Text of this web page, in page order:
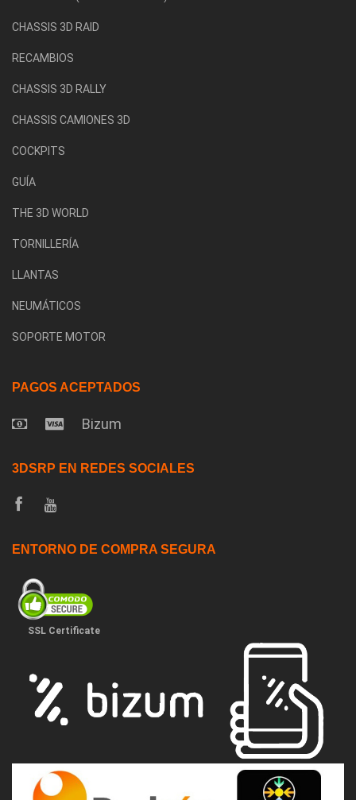
CHASSIS 3D RAID
RECAMBIOS
CHASSIS 3D RALLY
CHASSIS CAMIONES 3D
COCKPITS
GUÍA
THE 3D WORLD
TORNILLERÍA
LLANTAS
NEUMÁTICOS
SOPORTE MOTOR
PAGOS ACEPTADOS
Bizum
3DSRP EN REDES SOCIALES
ENTORNO DE COMPRA SEGURA
SSL Certificate